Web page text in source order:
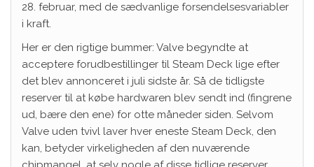
28. februar, med de sædvanlige forsendelsesvariabler
i kraft.
Her er den rigtige bummer: Valve begyndte at
acceptere forudbestillinger til Steam Deck lige efter
det blev annonceret i juli sidste år. Så de tidligste
reserver til at købe hardwaren blev sendt ind (fingrene
ud, bære den ene) for otte måneder siden. Selvom
Valve uden tvivl laver hver eneste Steam Deck, den
kan, betyder virkeligheden af ​​den nuværende